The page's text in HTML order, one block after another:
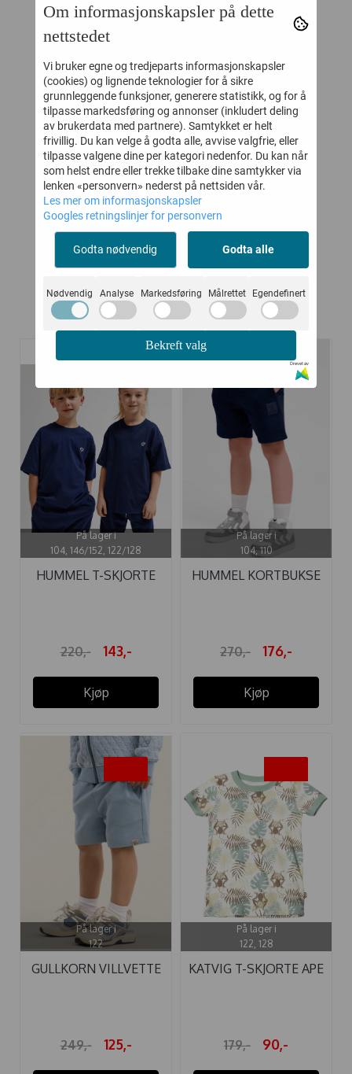
LILLELAM
SPARKEDRESS ULL
CLASSIC BRUN
999,-
Kjøp
KIVAT LUE
COTWOOL
KNYTTING
M/SKINNLAPP
Kjøp
Kunder kjøpte også
På lager i
104, 146/152, 122/128
HUMMEL T-SKJORTE
220,- 143,-
Kjøp
-35%
På lager i
104, 110
HUMMEL KORTBUKSE
270,- 176,-
Kjøp
På lager i
122
GULLKORN VILLVETTE
249,- 125,-
På lager i
122, 128
KATVIG T-SKJORTE APE
179,- 90,-
Om informasjonskapsler på dette
nettstedet
Vi bruker egne og tredjeparts informasjonskapsler
(cookies) og lignende teknologier for å sikre
grunnleggende funksjoner, generere statistikk, og for å
tilpasse markedsføring og annonser (inkludert deling
av brukerdata med partnere). Samtykket er helt
frivillig. Du kan velge å godta alle, avvise valgfrie, eller
tilpasse valgene dine per kategori nedenfor. Du kan når
som helst endre eller trekke tilbake dine samtykker via
lenken «personvern» nederst på nettsiden vår.
Les mer om informasjonskapsler
Googles retningslinjer for personvern
Godta nødvendig Godta alle
Nødvendig Analyse Markedsføring Målrettet Egendefinert
Bekreft valg
Drevet av